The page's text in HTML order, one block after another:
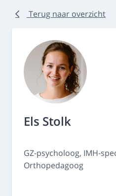
Terug naar overzicht
Els Stolk
GZ-psycholoog, IMH-
Orthopedagoog